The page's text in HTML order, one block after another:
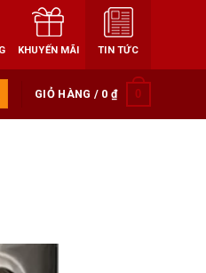
KHUYẾN MÃI TIN TỨC
GIỎ HÀNG / 0 ₫ 0